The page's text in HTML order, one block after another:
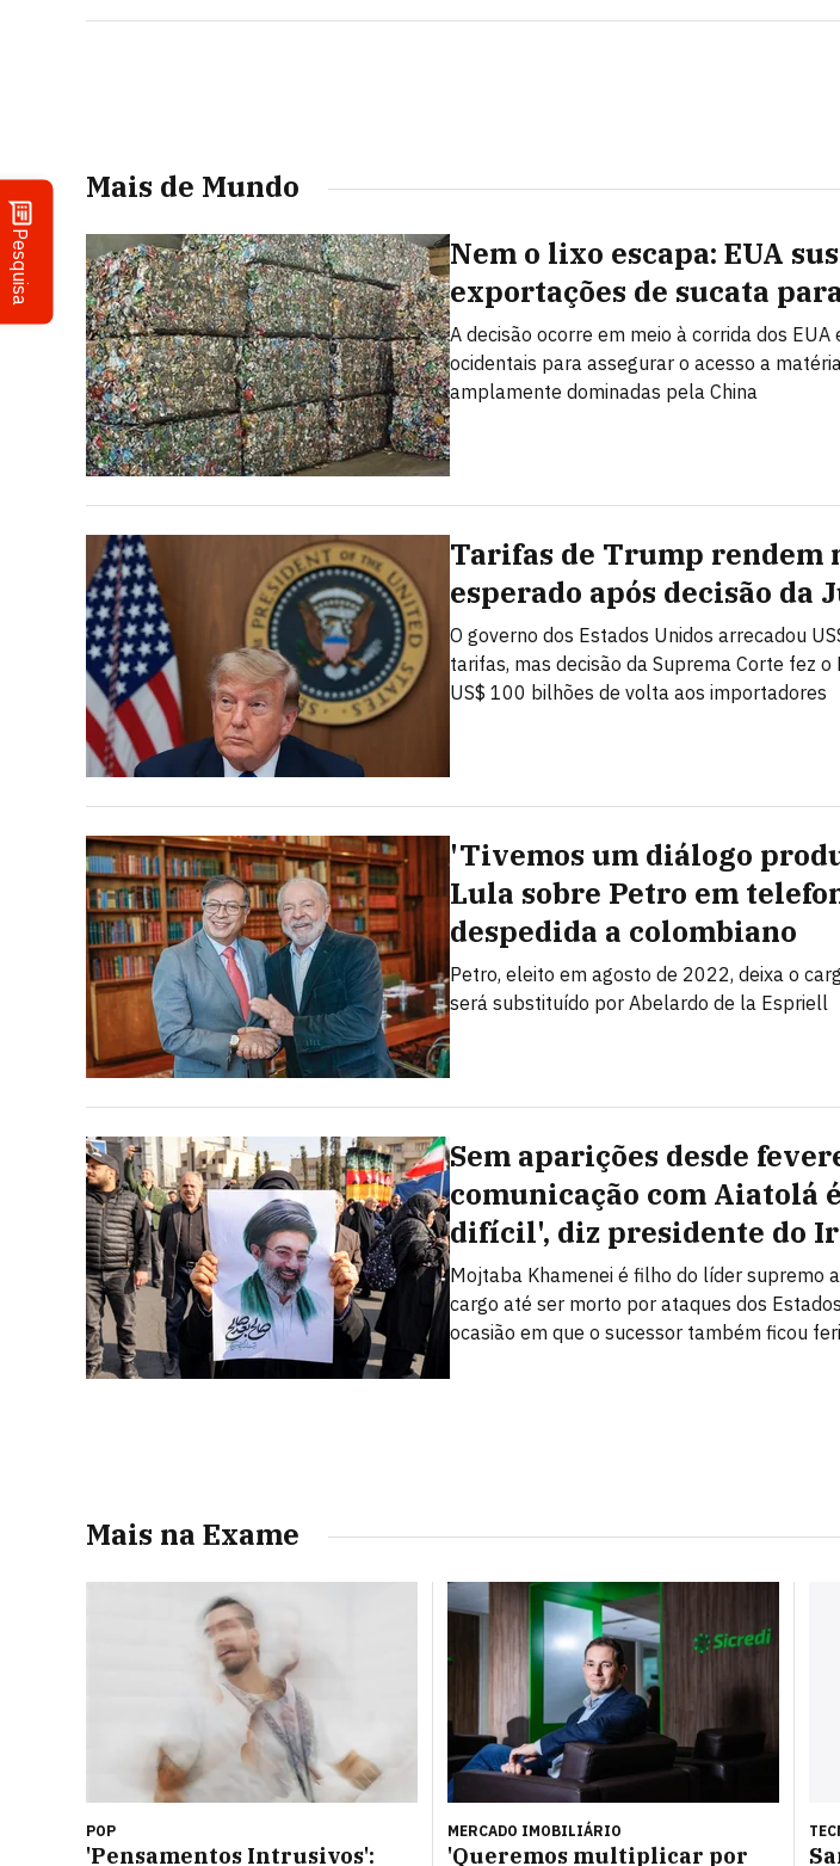
Pesquisa
Mais de Mundo
Nem o lixo escapa: EUA
exportações de sucata
A decisão ocorre em meio à corrida dos EUA
ocidentais para assegurar o acesso a
amplamente dominadas pela China
Tarifas de Trump rendem
esperado após decisão da
O governo dos Estados Unidos arrecadou
tarifas, mas decisão da Suprema Corte fez
US$ 100 bilhões de volta aos importadores
'Tivemos um diálogo
Lula sobre Petro em
despedida a colombiano
Petro, eleito em agosto de 2022, deixa o
será substituído por Abelardo de la Espriell
Sem aparições desde
comunicação com Aiatolá
difícil', diz presidente do
Mojtaba Khamenei é filho do líder supremo
cargo até ser morto por ataques dos
ocasião em que o sucessor também ficou
Mais na Exame
POP
'Pensamentos Intrusivos':
MERCADO IMOBILIÁRIO
'Queremos multiplicar por